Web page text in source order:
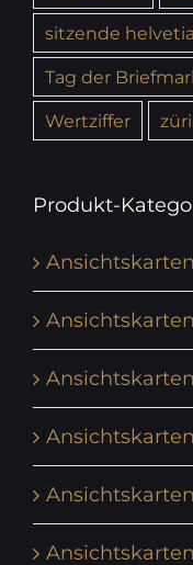
sitzende helvetia
Tag der
Wertziffer
Produkt-